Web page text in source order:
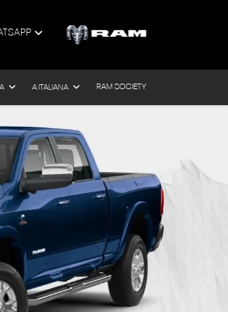
A ITALIANA RAM SOCIETY